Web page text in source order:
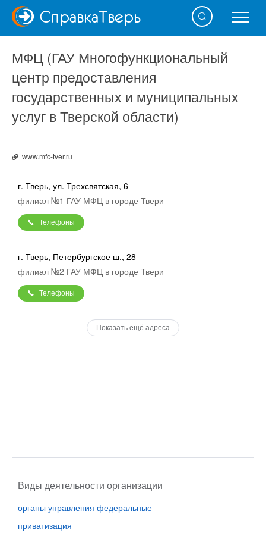
СправкаТверь
МФЦ (ГАУ Многофункциональный
центр предоставления
государственных и муниципальных
услуг в Тверской области)
www.mfc-tver.ru
г. Тверь, ул. Трехсвятская, 6
филиал №1 ГАУ МФЦ в городе Твери
Телефоны
г. Тверь, Петербургское ш., 28
филиал №2 ГАУ МФЦ в городе Твери
Телефоны
Показать ещё адреса
Виды деятельности организации
органы управления федеральные
приватизация